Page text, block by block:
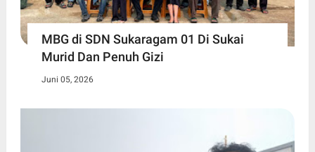
MBG di SDN Sukaragam 01 Di Sukai
Murid Dan Penuh Gizi
Juni 05, 2026